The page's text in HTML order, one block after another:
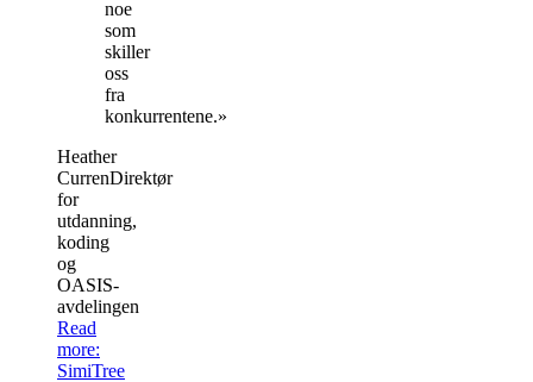
noe
som
skiller
oss
fra
konkurrentene.»
Heather
CurrenDirektør
for
utdanning,
koding
og
OASIS-
avdelingen
Read
more:
SimiTree